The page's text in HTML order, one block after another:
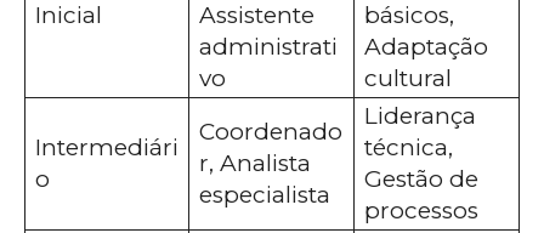
Inicial
Assistente
administrati
vo
básicos,
Adaptação
cultural
Intermediári
o
Coordenado
r, Analista
especialista
Liderança
técnica,
Gestão de
processos